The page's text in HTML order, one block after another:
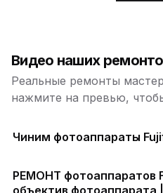
Видео наших
Реальные ремонты
нажмите на превью,
Чиним фотоаппараты
РЕМОНТ фотоаппаратов
объектив фотоаппарата